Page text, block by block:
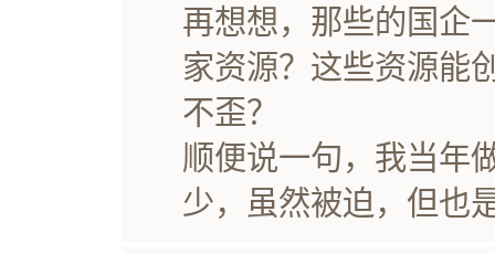
再想想，那些的国企
家资源？这些资源能
不歪？
顺便说一句，我当年
少，虽然被迫，但也